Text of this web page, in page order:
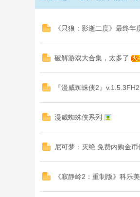
《只狼：影逝二度》最终
破解游戏大合集，太多了
『漫威蜘蛛侠2』
漫威蜘蛛侠系列
尼可梦：灭绝 免费内购金币
《寂静岭2：重制版》科乐